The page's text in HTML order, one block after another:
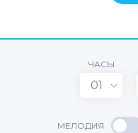
ЧАСЫ
01
МЕЛОДИЯ